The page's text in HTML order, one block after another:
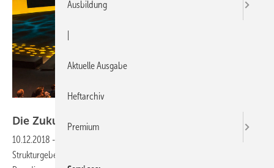
Die Zukunft des
10.12.2018 -
Strukturgeber
Ausbildung
Aktuelle Ausgabe
Heftarchiv
Premium